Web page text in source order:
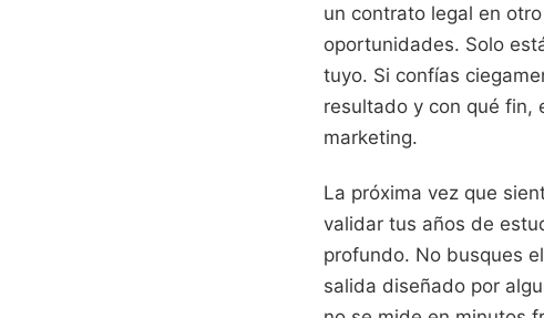
un contrato legal en
oportunidades. Solo
tuyo. Si confías
resultado y con qué fin,
marketing.
La próxima vez que
validar tus años de
profundo. No busques
salida diseñado por